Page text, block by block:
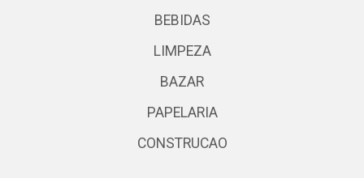
BEBIDAS
LIMPEZA
BAZAR
PAPELARIA
CONSTRUCAO